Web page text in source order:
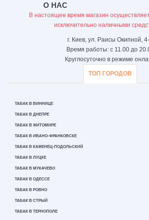
О НАС
В настоящее время магазин
исключительно наличными
г. Киев, ул. Раисы Окипной,
Время работы: с 11.00 до
Круглосуточно в режиме
ТОП ГОРОДОВ
ТАБАК В ВИННИЦЕ
ТАБАК В ДНЕПРЕ
ТАБАК В ЖИТОМИРЕ
ТАБАК В ИВАНО-ФРАНКОВСКЕ
ТАБАК В КАМЕНЕЦ-ПОДОЛЬСКИЙ
ТАБАК В ЛУЦКЕ
ТАБАК В МУКАЧЕВО
ТАБАК В ОДЕССЕ
ТАБАК В РОВНО
ТАБАК В СТРЫЙ
ТАБАК В ТЕРНОПОЛЕ